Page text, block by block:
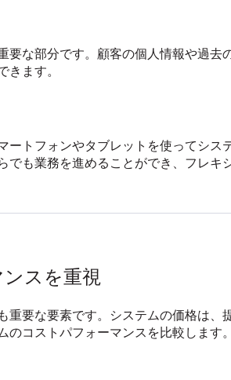
要な部分です。顧客の個人情報や過去
きます。
トフォンやタブレットを使ってシス
も業務を進めることができ、フレキ
スを重視
要な要素です。システムの価格は、
コストパフォーマンスを比較します。